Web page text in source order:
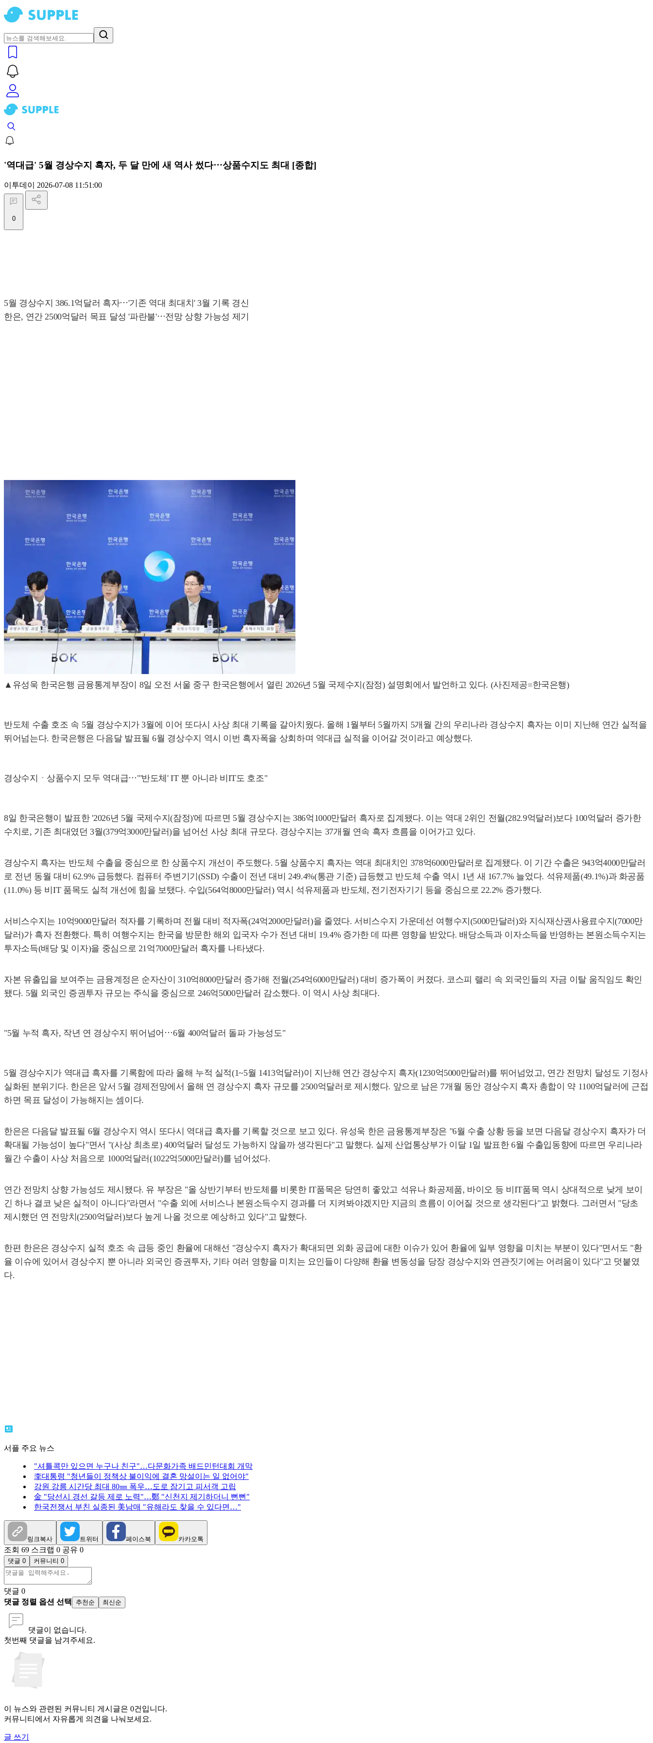
'역대급' 5월 경상수지 흑자, 두 달 만에 새 역사 썼다⋯상품수지도 최대 [종합]
이투데이 2026-07-08 11:51:00
0
5월 경상수지 386.1억달러 흑자⋯'기존 역대 최대치' 3월 기록 경신
한은, 연간 2500억달러 목표 달성 '파란불'⋯전망 상향 가능성 제기
▲유성욱 한국은행 금융통계부장이 8일 오전 서울 중구 한국은행에서 열린 2026년 5월 국제수지(잠정) 설명회에서 발언하고 있다. (사진제공=한국은행)
반도체 수출 호조 속 5월 경상수지가 3월에 이어 또다시 사상 최대 기록을 갈아치웠다. 올해 1월부터 5월까지 5개월 간의 우리나라 경상수지 흑자는 이미 지난해 연간 실적을
뛰어넘는다. 한국은행은 다음달 발표될 6월 경상수지 역시 이번 흑자폭을 상회하며 역대급 실적을 이어갈 것이라고 예상했다.
경상수지ㆍ상품수지 모두 역대급⋯"'반도체' IT 뿐 아니라 비IT도 호조"
8일 한국은행이 발표한 '2026년 5월 국제수지(잠정)'에 따르면 5월 경상수지는 386억1000만달러 흑자로 집계됐다. 이는 역대 2위인 전월(282.9억달러)보다 100억달러 증가한
수치로, 기존 최대였던 3월(379억3000만달러)을 넘어선 사상 최대 규모다. 경상수지는 37개월 연속 흑자 흐름을 이어가고 있다.
경상수지 흑자는 반도체 수출을 중심으로 한 상품수지 개선이 주도했다. 5월 상품수지 흑자는 역대 최대치인 378억6000만달러로 집계됐다. 이 기간 수출은 943억4000만달러
로 전년 동월 대비 62.9% 급등했다. 컴퓨터 주변기기(SSD) 수출이 전년 대비 249.4%(통관 기준) 급등했고 반도체 수출 역시 1년 새 167.7% 늘었다. 석유제품(49.1%)과 화공품
(11.0%) 등 비IT 품목도 실적 개선에 힘을 보탰다. 수입(564억8000만달러) 역시 석유제품과 반도체, 전기전자기기 등을 중심으로 22.2% 증가했다.
서비스수지는 10억9000만달러 적자를 기록하며 전월 대비 적자폭(24억2000만달러)을 줄였다. 서비스수지 가운데선 여행수지(5000만달러)와 지식재산권사용료수지(7000만
달러)가 흑자 전환했다. 특히 여행수지는 한국을 방문한 해외 입국자 수가 전년 대비 19.4% 증가한 데 따른 영향을 받았다. 배당소득과 이자소득을 반영하는 본원소득수지는
투자소득(배당 및 이자)을 중심으로 21억7000만달러 흑자를 나타냈다.
자본 유출입을 보여주는 금융계정은 순자산이 310억8000만달러 증가해 전월(254억6000만달러) 대비 증가폭이 커졌다. 코스피 랠리 속 외국인들의 자금 이탈 움직임도 확인
됐다. 5월 외국인 증권투자 규모는 주식을 중심으로 246억5000만달러 감소했다. 이 역시 사상 최대다.
"5월 누적 흑자, 작년 연 경상수지 뛰어넘어⋯6월 400억달러 돌파 가능성도"
5월 경상수지가 역대급 흑자를 기록함에 따라 올해 누적 실적(1~5월 1413억달러)이 지난해 연간 경상수지 흑자(1230억5000만달러)를 뛰어넘었고, 연간 전망치 달성도 기정사
실화된 분위기다. 한은은 앞서 5월 경제전망에서 올해 연 경상수지 흑자 규모를 2500억달러로 제시했다. 앞으로 남은 7개월 동안 경상수지 흑자 총합이 약 1100억달러에 근접
하면 목표 달성이 가능해지는 셈이다.
한은은 다음달 발표될 6월 경상수지 역시 또다시 역대급 흑자를 기록할 것으로 보고 있다. 유성욱 한은 금융통계부장은 "6월 수출 상황 등을 보면 다음달 경상수지 흑자가 더
확대될 가능성이 높다"면서 "(사상 최초로) 400억달러 달성도 가능하지 않을까 생각된다"고 말했다. 실제 산업통상부가 이달 1일 발표한 6월 수출입동향에 따르면 우리나라
월간 수출이 사상 처음으로 1000억달러(1022억5000만달러)를 넘어섰다.
연간 전망치 상향 가능성도 제시됐다. 유 부장은 "올 상반기부터 반도체를 비롯한 IT품목은 당연히 좋았고 석유나 화공제품, 바이오 등 비IT품목 역시 상대적으로 낮게 보이
긴 하나 결코 낮은 실적이 아니다"라면서 "수출 외에 서비스나 본원소득수지 경과를 더 지켜봐야겠지만 지금의 흐름이 이어질 것으로 생각된다"고 밝혔다. 그러면서 "당초
제시했던 연 전망치(2500억달러)보다 높게 나올 것으로 예상하고 있다"고 말했다.
한편 한은은 경상수지 실적 호조 속 급등 중인 환율에 대해선 "경상수지 흑자가 확대되면 외화 공급에 대한 이슈가 있어 환율에 일부 영향을 미치는 부분이 있다"면서도 "환
율 이슈에 있어서 경상수지 뿐 아니라 외국인 증권투자, 기타 여러 영향을 미치는 요인들이 다양해 환율 변동성을 당장 경상수지와 연관짓기에는 어려움이 있다"고 덧붙였
다.
서플 주요 뉴스
"셔틀콕만 있으면 누구나 친구"…다문화가족 배드민턴대회 개막
李대통령 "청년들이 정책상 불이익에 결혼 망설이는 일 없어야"
강원 강릉 시간당 최대 80㎜ 폭우…도로 잠기고 피서객 고립
金 "당선시 경선 갈등 제로 노력"…鄭 "신천지 제기하더니 뻔뻔"
한국전쟁서 부친 실종된 美남매 "유해라도 찾을 수 있다면…"
링크복사 트위터 페이스북 카카오톡
조회 69 스크랩 0 공유 0
댓글 0 커뮤니티 0
댓글 0
댓글 정렬 옵션 선택
추천순 최신순
댓글이 없습니다.
첫번째 댓글을 남겨주세요.
이 뉴스와 관련된 커뮤니티 게시글은 0건입니다.
커뮤니티에서 자유롭게 의견을 나눠보세요.
글 쓰기